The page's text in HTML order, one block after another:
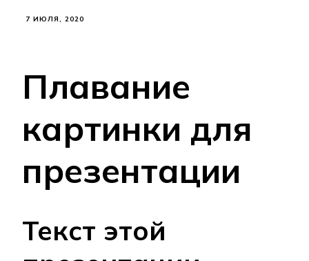
7 ИЮЛЯ, 2020
Плавание
картинки для
презентации
Текст этой